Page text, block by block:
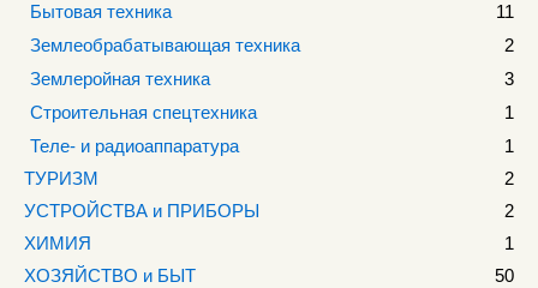
Бытовая техника
11
Землеобрабатывающая техника
2
Землеройная техника
3
Строительная спецтехника
1
Теле- и радиоаппаратура
1
ТУРИЗМ
2
УСТРОЙСТВА и ПРИБОРЫ
2
ХИМИЯ
1
ХОЗЯЙСТВО и БЫТ
50